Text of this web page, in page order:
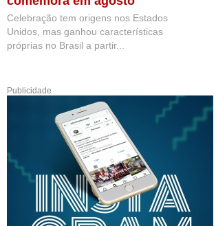
Celebração tem origens nos Estados
Unidos, mas ganhou características
próprias no Brasil a partir...
Publicidade